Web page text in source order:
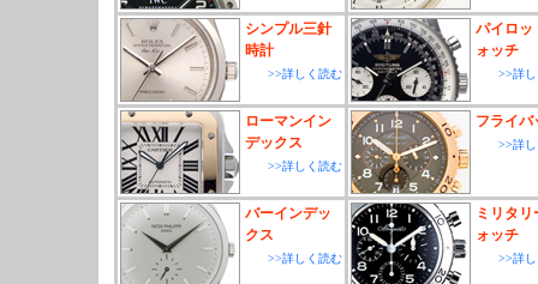
シンプル三針
時計
>>詳しく読む
パイロッ
ォッチ
>>詳
ローマンイン
デックス
>>詳しく読む
フライバ
>>詳
バーインデッ
クス
>>詳しく読む
ミリタリ
ォッチ
>>詳